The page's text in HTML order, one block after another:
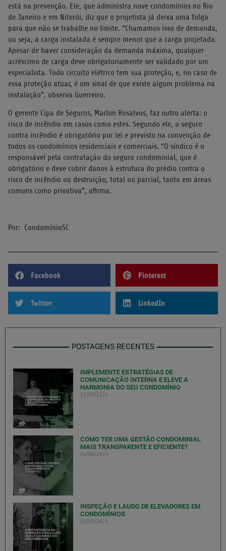
está na prevenção. Ele, que administra nove condomínios no Rio
de Janeiro e em Niterói, diz que o projetista já deixa uma folga
para que não se trabalhe no limite. “Chamamos isso de demanda,
ou seja, a carga instalada é sempre menor que a carga projetada.
Apesar de haver consideração da demanda máxima, qualquer
acréscimo de carga deve obrigatoriamente ser validado por um
especialista. Todo circuito elétrico tem sua proteção, e, no caso de
essa proteção atuar, é um sinal de que existe algum problema na
instalação”, observa Guerreiro.
O gerente Cipa de Seguros, Marlon Rosalvos, faz outro alerta: o
risco de incêndio em casos como estes. Segundo ele, o seguro
contra incêndio é obrigatório por lei e previsto na convenção de
todos os condomínios residenciais e comerciais. “O síndico é o
responsável pela contratação do seguro condominial, que é
obrigatório e deve cobrir danos à estrutura do prédio contra o
risco de incêndio ou destruição, total ou parcial, tanto em áreas
comuns como privativa”, afirma.
Por: CondomínioSC
Facebook Pinterest
Twitter LinkedIn
POSTAGENS RECENTES
IMPLEMENTE ESTRATÉGIAS DE
COMUNICAÇÃO INTERNA E ELEVE A
HARMONIA DO SEU CONDOMÍNIO
13/06/2024
COMO TER UMA GESTÃO CONDOMINIAL
MAIS TRANSPARENTE E EFICIENTE?
04/06/2024
INSPEÇÃO E LAUDO DE ELEVADORES EM
CONDOMÍNIOS
23/05/2024